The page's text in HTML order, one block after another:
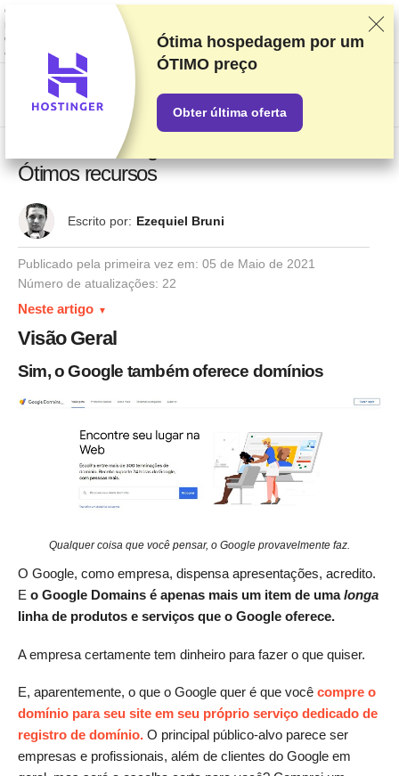
Classificamos os fornecedores com base em testes e pesquisas rigorosos,
mas também levamos em consideração seu feedback e nossos acordos
comerciais com provedores. Esta página contém links de
afiliados.Divulgação de Publicidade
US$
Análise do Google Domains em 2026:
Ótimos recursos
Escrito por: Ezequiel Bruni
Publicado pela primeira vez em: 05 de Maio de 2021
Número de atualizações: 22
Neste artigo
Visão Geral
Sim, o Google também oferece domínios
Qualquer coisa que você pensar, o Google provavelmente faz.
O Google, como empresa, dispensa apresentações, acredito.
E o Google Domains é apenas mais um item de umalonga
linha de produtos e serviços que o Google oferece.
A empresa certamente tem dinheiro para fazer o que quiser.
E, aparentemente, o que o Google quer é que você compre o
domínio para seu site em seu próprio serviço dedicado de
registro de domínio. O principal público-alvo parece ser
empresas e profissionais, além de clientes do Google em
Ótima hospedagem por um
ÓTIMO preço
Obter última oferta